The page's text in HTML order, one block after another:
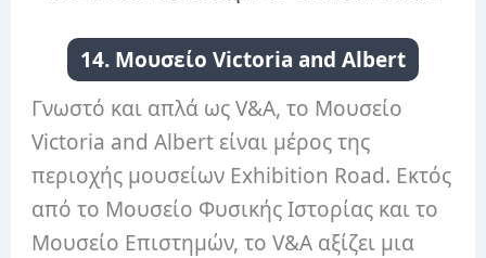
14. Μουσείο Victoria and Albert
Γνωστό και απλά ως V&A, το Μουσείο
Victoria and Albert είναι μέρος της
περιοχής μουσείων Exhibition Road. Εκτός
από το Μουσείο Φυσικής Ιστορίας και το
Μουσείο Επιστημών, το V&A αξίζει μια